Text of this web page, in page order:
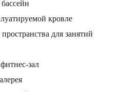
кровле
для занятий
зал